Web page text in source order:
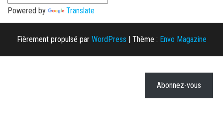
Powered by Translate
Fièrement propulsé par WordPress Thème : Envo Magazine
Abonnez-vous